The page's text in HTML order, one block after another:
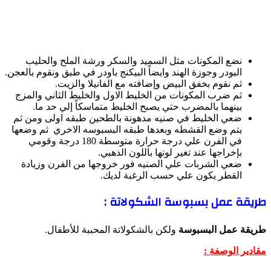
نضع المكونات مثل السميد والسكر ورشة الملح والحليب
البودر وجوزة الهند وايضاً البيكنج باودر في طبق ونقوم بالعجن.
ثم نقوم بخفق البيض وإضافته مع الفانيلا والزيت.
ثم ضرب المكونات من الخليط الاول والخليط الثاني والمزج
بينهما بالمضرب حتي يصبح الخليط متماسكاً إلي حد ما.
ضعي الخليط في صنيه مدهونة بالطحين طبقه اولى ومن ثم
يتم وضع القشطه وبعدها طبقه البسبوسه الاخري ثم وضعها
في الفرن علي درجة حرارة متوسطة 180 درجة وقومي
بإخراجها عند تغير لونها باللون الذهبي.
ضعي الشربات علي الصنيه فور خروجها من الفرن وزيادة
القطر يكون علي حسب الرغبة لديك.
طريقة عمل بسبوسة الشكولاتة :
طريقة عمل البسبوسة ولكن بالشكولاتة المحببة للأطفال.
مقادير الوصفة :